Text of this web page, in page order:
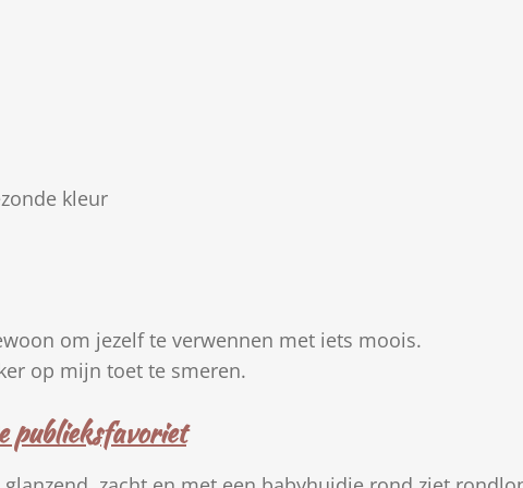
kleur
om jezelf te verwennen met iets moois.
op mijn toet te smeren.
publieksfavoriet